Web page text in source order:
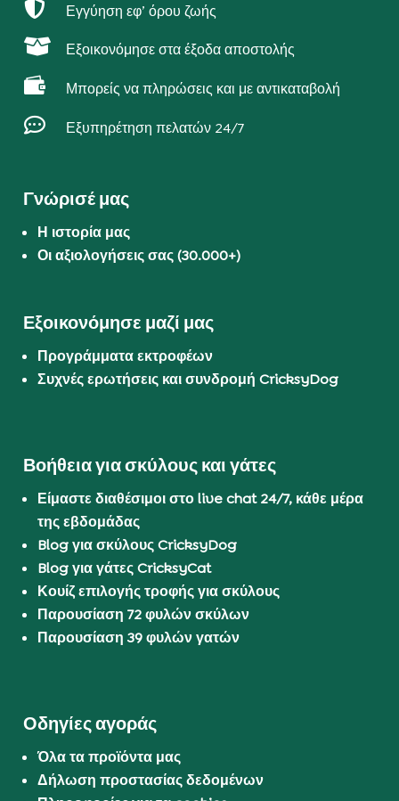
 Εγγύηση εφ’ όρου ζωής
 Εξοικονόμησε στα έξοδα αποστολής
 Μπορείς να πληρώσεις και με αντικαταβολή
 Εξυπηρέτηση πελατών 24/7
Γνώρισέ μας
Η ιστορία μας
Οι αξιολογήσεις σας (30.000+)
Εξοικονόμησε μαζί μας
Προγράμματα εκτροφέων
Συχνές ερωτήσεις και συνδρομή CricksyDog
Βοήθεια για σκύλους και γάτες
Είμαστε διαθέσιμοι στο live chat 24/7, κάθε μέρα
της εβδομάδας
Blog για σκύλους CricksyDog
Blog για γάτες CricksyCat
Κουίζ επιλογής τροφής για σκύλους
Παρουσίαση 72 φυλών σκύλων
Παρουσίαση 39 φυλών γατών
Οδηγίες αγοράς
Όλα τα προϊόντα μας
Δήλωση προστασίας δεδομένων